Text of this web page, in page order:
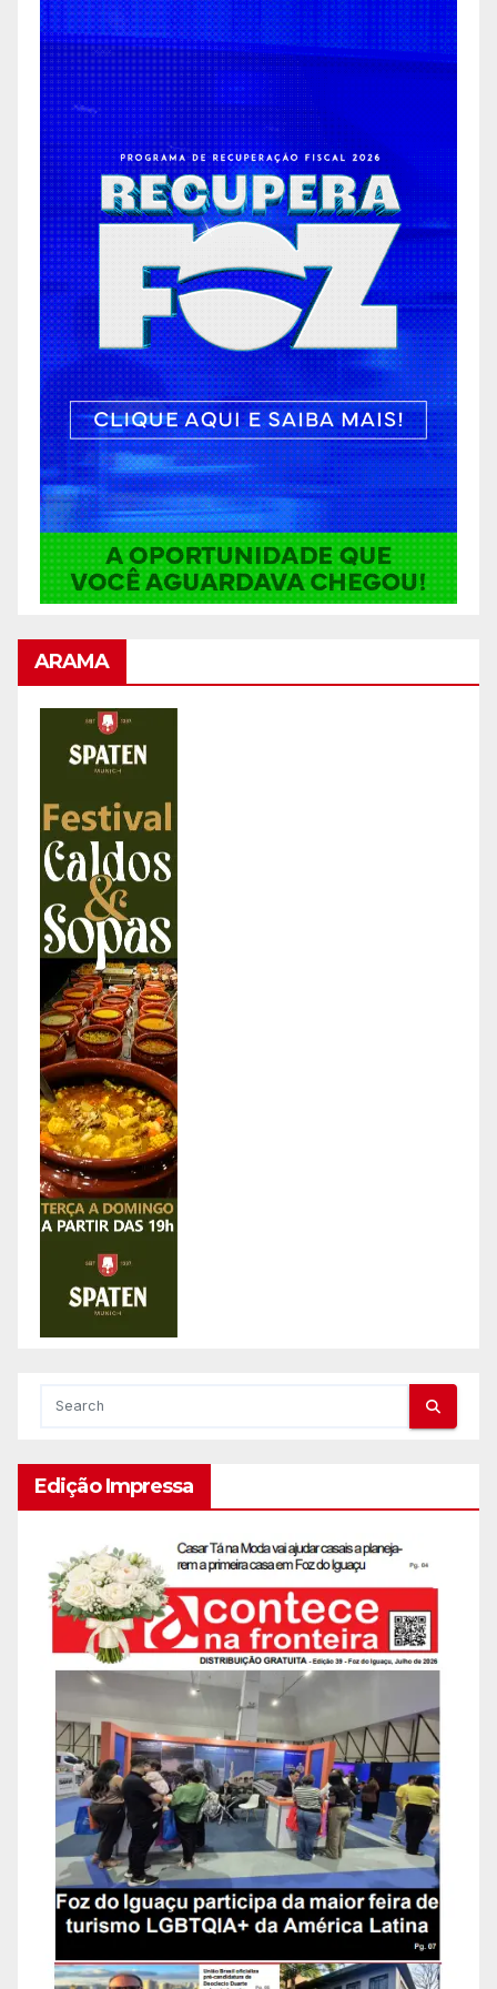
ARAMA
Edição Impressa